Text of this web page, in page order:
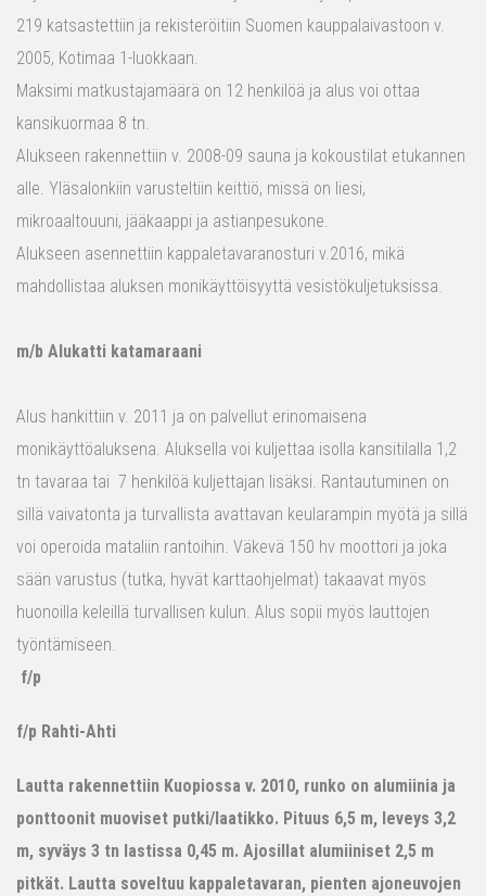
219 katsastettiin ja rekisteröitiin Suomen kauppalaivastoon v.
2005, Kotimaa 1-luokkaan.
Maksimi matkustajamäärä on 12 henkilöä ja alus voi ottaa
kansikuormaa 8 tn.
Alukseen rakennettiin v. 2008-09 sauna ja kokoustilat etukannen
alle. Yläsalonkiin varusteltiin keittiö, missä on liesi,
mikroaaltouuni, jääkaappi ja astianpesukone.
Alukseen asennettiin kappaletavaranosturi v.2016, mikä
mahdollistaa aluksen monikäyttöisyyttä vesistökuljetuksissa.
m/b Alukatti katamaraani
Alus hankittiin v. 2011 ja on palvellut erinomaisena
monikäyttöaluksena. Aluksella voi kuljettaa isolla kansitilalla 1,2
tn tavaraa tai 7 henkilöä kuljettajan lisäksi. Rantautuminen on
sillä vaivatonta ja turvallista avattavan keularampin myötä ja sillä
voi operoida mataliin rantoihin. Väkevä 150 hv moottori ja joka
sään varustus (tutka, hyvät karttaohjelmat) takaavat myös
huonoilla keleillä turvallisen kulun. Alus sopii myös lauttojen
työntämiseen.
f/p
f/p Rahti-Ahti
Lautta rakennettiin Kuopiossa v. 2010, runko on alumiinia ja
ponttoonit muoviset putki/laatikko. Pituus 6,5 m, leveys 3,2
m, syväys 3 tn lastissa 0,45 m. Ajosillat alumiiniset 2,5 m
pitkät. Lautta soveltuu kappaletavaran, pienten ajoneuvojen